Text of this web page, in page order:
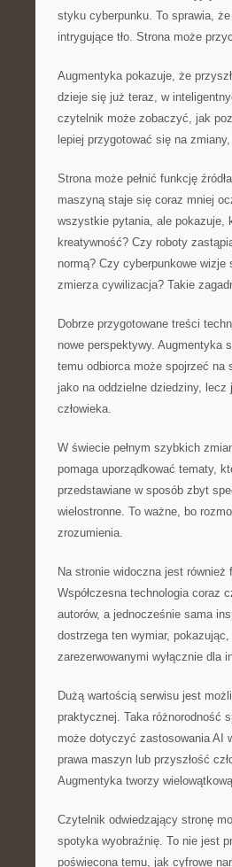
styku cyberpunku. To sprawia,
intrygujące tło. Strona może
Augmentyka pokazuje, że
dzieje się już teraz, w
czytelnik może zobaczyć, jak
lepiej przygotować się na
Strona może pełnić funkcję
maszyną staje się coraz mniej
wszystkie pytania, ale pokazuje,
kreatywność? Czy roboty
normą? Czy cyberpunkowe
zmierza cywilizacja? Takie
Dobrze przygotowane treści
nowe perspektywy. Augmentyka
temu odbiorca może spojrzeć
jako na oddzielne dziedziny,
człowieka.
W świecie pełnym szybkich
pomaga uporządkować tematy,
przedstawiane w sposób zbyt
wielostronne. To ważne, bo
zrozumienia.
Na stronie widoczna jest
Współczesna technologia coraz
autorów, a jednocześnie sama
dostrzega ten wymiar,
zarezerwowanymi wyłącznie dla
Dużą wartością serwisu jest
praktycznej. Taka różnorodność
może dotyczyć zastosowania AI
prawa maszyn lub przyszłość
Augmentyka tworzy
Czytelnik odwiedzający stronę
spotyka wyobraźnię. To nie jest
poświęcona temu, jak cyfrowe